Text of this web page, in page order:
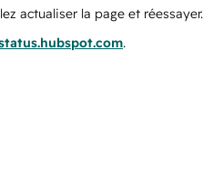
actualiser la page et réessayer.
.